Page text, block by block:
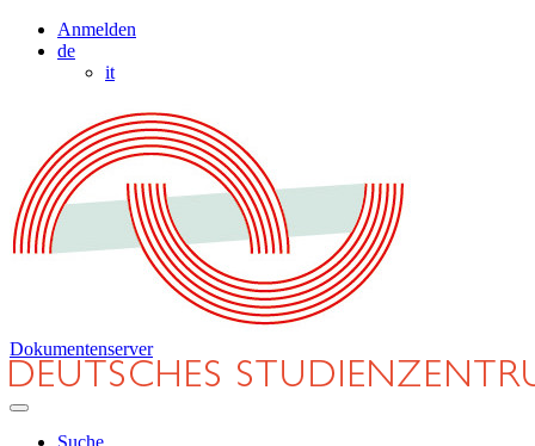
Anmelden
de
it
Dokumentenserver
Suche